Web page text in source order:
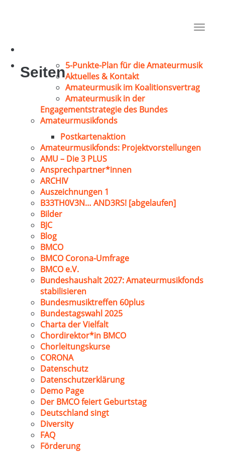
Toggle
Seiten5-Punkte-Plan für die Amateurmusik
Aktuelles & Kontakt
Amateurmusik im Koalitionsvertrag
Amateurmusik in der
Engagementstrategie des Bundes
Amateurmusikfonds
Postkartenaktion
Amateurmusikfonds: Projektvorstellungen
AMU – Die 3 PLUS
Ansprechpartner*innen
ARCHIV
Auszeichnungen 1
B33TH0V3N… AND3RS! [abgelaufen]
Bilder
BJC
Blog
BMCO
BMCO Corona-Umfrage
BMCO e.V.
Bundeshaushalt 2027: Amateurmusikfonds
stabilisieren
Bundesmusiktreffen 60plus
Bundestagswahl 2025
Charta der Vielfalt
Chordirektor*in BMCO
Chorleitungskurse
CORONA
Datenschutz
Datenschutzerklärung
Demo Page
Der BMCO feiert Geburtstag
Deutschland singt
Diversity
FAQ
Förderung